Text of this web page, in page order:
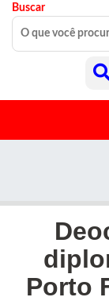
Buscar
Porto